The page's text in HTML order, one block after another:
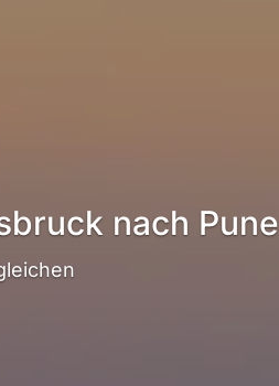
nach Pune